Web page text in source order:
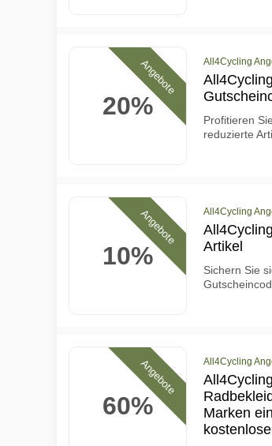
20%
Angebote All4Cycling
Profitieren
reduzierte
10%
Angebote All4Cycling
Artikel
Sichern Sie
60%
Angebote All4Cycling
Marken